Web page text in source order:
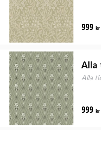
999 kr
Alla
Alla
999 kr